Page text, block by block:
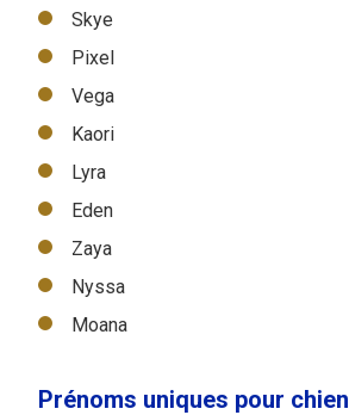
Skye
Pixel
Vega
Kaori
Lyra
Eden
Zaya
Nyssa
Moana
Prénoms uniques pour chien